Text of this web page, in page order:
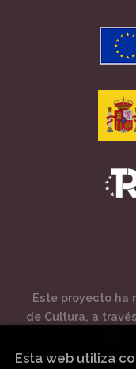
Este proyecto ha
de Cultura, a
Esta web utiliza